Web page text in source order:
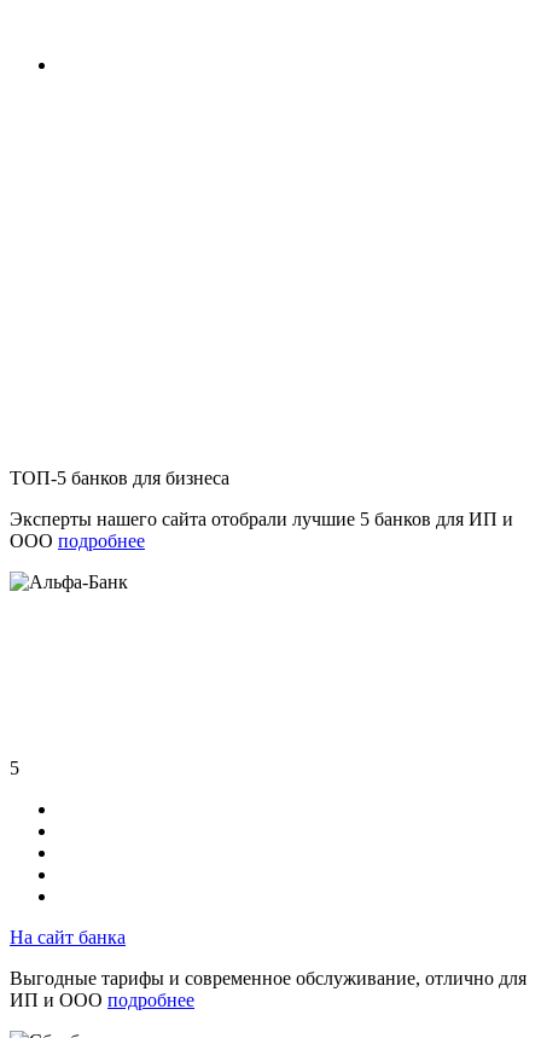
ТОП-5 банков для бизнеса
Эксперты нашего сайта отобрали лучшие 5 банков для ИП и
ООО подробнее
5
На сайт банка
Выгодные тарифы и современное обслуживание, отлично для
ИП и ООО подробнее